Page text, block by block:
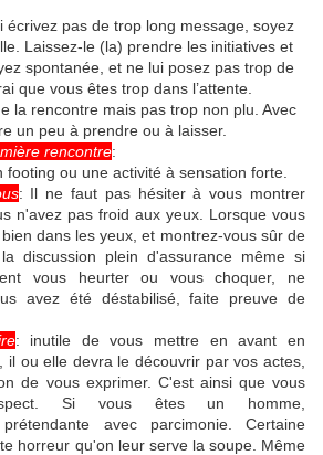
écrivez pas de trop long message, soyez
Laissez-le (la) prendre les initiatives et
spontanée, et ne lui posez pas trop de
que vous êtes trop dans l’attente.
la rencontre mais pas trop non plu. Avec
un peu à prendre ou à laisser.
rencontre:
ou une activité à sensation forte.
: Il ne faut pas hésiter à vous montrer
n'avez pas froid aux yeux. Lorsque vous
dans les yeux, et montrez-vous sûr de
discussion plein d'assurance même si
vous heurter ou vous choquer, ne
avez été déstabilisé, faite preuve de
: inutile de vous mettre en avant en
il ou elle devra le découvrir par vos actes,
de vous exprimer. C'est ainsi que vous
Si vous êtes un homme,
avec parcimonie. Certaine
horreur qu'on leur serve la soupe. Même